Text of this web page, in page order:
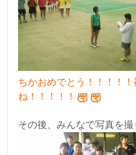
ちかおめでとう！！！！
ね！！！！！
その後、みんなで写真を撮